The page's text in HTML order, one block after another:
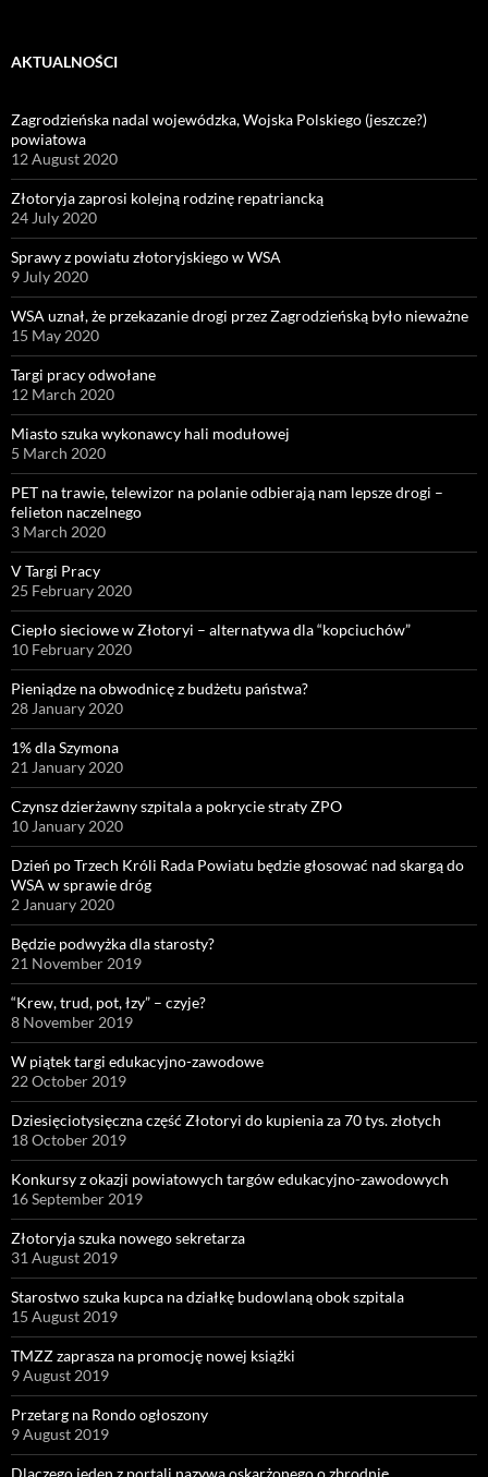
AKTUALNOŚCI
Zagrodzieńska nadal wojewódzka, Wojska Polskiego (jeszcze?)
powiatowa
12 August 2020
Złotoryja zaprosi kolejną rodzinę repatriancką
24 July 2020
Sprawy z powiatu złotoryjskiego w WSA
9 July 2020
WSA uznał, że przekazanie drogi przez Zagrodzieńską było nieważne
15 May 2020
Targi pracy odwołane
12 March 2020
Miasto szuka wykonawcy hali modułowej
5 March 2020
PET na trawie, telewizor na polanie odbierają nam lepsze drogi –
felieton naczelnego
3 March 2020
V Targi Pracy
25 February 2020
Ciepło sieciowe w Złotoryi – alternatywa dla “kopciuchów”
10 February 2020
Pieniądze na obwodnicę z budżetu państwa?
28 January 2020
1% dla Szymona
21 January 2020
Czynsz dzierżawny szpitala a pokrycie straty ZPO
10 January 2020
Dzień po Trzech Króli Rada Powiatu będzie głosować nad skargą do
WSA w sprawie dróg
2 January 2020
Będzie podwyżka dla starosty?
21 November 2019
“Krew, trud, pot, łzy” – czyje?
8 November 2019
W piątek targi edukacyjno-zawodowe
22 October 2019
Dziesięciotysięczna część Złotoryi do kupienia za 70 tys. złotych
18 October 2019
Konkursy z okazji powiatowych targów edukacyjno-zawodowych
16 September 2019
Złotoryja szuka nowego sekretarza
31 August 2019
Starostwo szuka kupca na działkę budowlaną obok szpitala
15 August 2019
TMZZ zaprasza na promocję nowej książki
9 August 2019
Przetarg na Rondo ogłoszony
9 August 2019
Dlaczego jeden z portali nazywa oskarżonego o zbrodnię